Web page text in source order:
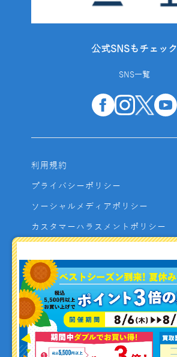
公式SNSもチェック
SNS一覧
利用規約
プライバシーポリシー
ソーシャルメディアポリシー
カスタマーハラスメントポリシー
よくあるご質問
お問い合わせ
利用者資金の保全方法